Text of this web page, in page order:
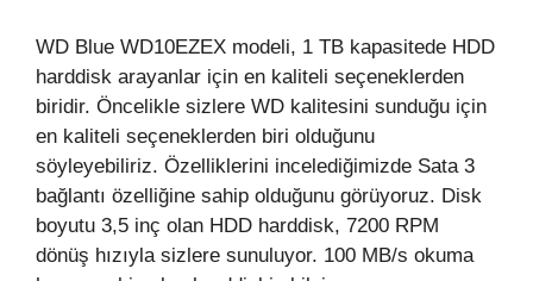
WD Blue WD10EZEX modeli, 1 TB kapasitede HDD
harddisk arayanlar için en kaliteli seçeneklerden
biridir. Öncelikle sizlere WD kalitesini sunduğu için
en kaliteli seçeneklerden biri olduğunu
söyleyebiliriz. Özelliklerini incelediğimizde Sata 3
bağlantı özelliğine sahip olduğunu görüyoruz. Disk
boyutu 3,5 inç olan HDD harddisk, 7200 RPM
dönüş hızıyla sizlere sunuluyor. 100 MB/s okuma